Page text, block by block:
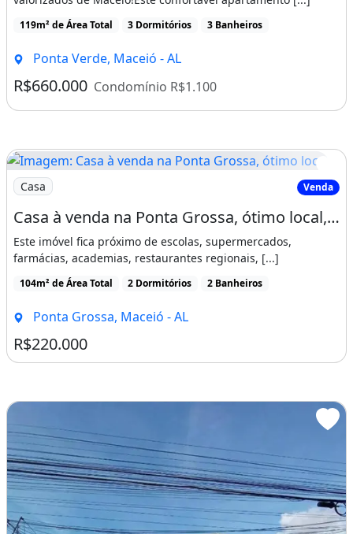
119m² de Área Total 3 Dormitórios 3 Banheiros
Ponta Verde, Maceió - AL
R$660.000 Condomínio R$1.100
Imagem: Casa à venda na Ponta Grossa, ótimo local
Casa Venda
Casa à venda na Ponta Grossa, ótimo local, 2/4, salas de estar e jantar, 104m2
Este imóvel fica próximo de escolas, supermercados,
farmácias, academias, restaurantes regionais, [...]
104m² de Área Total 2 Dormitórios 2 Banheiros
Ponta Grossa, Maceió - AL
R$220.000